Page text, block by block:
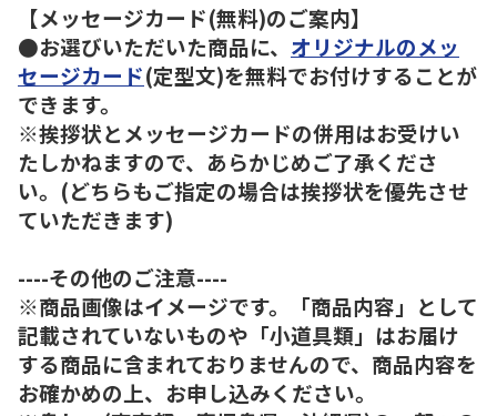
【メッセージカード(無料)のご案内】
●お選びいただいた商品に、 オリジナルのメッ
セージカード(定型文)を無料でお付けすることが
できます。
※挨拶状とメッセージカードの併用はお受けい
たしかねますので、あらかじめご了承くださ
い。(どちらもご指定の場合は挨拶状を優先させ
ていただきます)
----その他のご注意----
※商品画像はイメージです。「商品内容」として
記載されていないものや「小道具類」はお届け
する商品に含まれておりませんので、商品内容を
お確かめの上、お申し込みください。